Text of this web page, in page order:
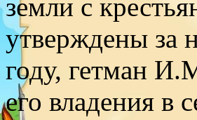
земли с
утверждены за
году, гетман
его владения в